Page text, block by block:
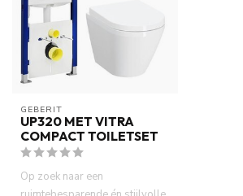
GEBERIT
UP320 MET VITRA
COMPACT TOILETSET
Op zoek naar een